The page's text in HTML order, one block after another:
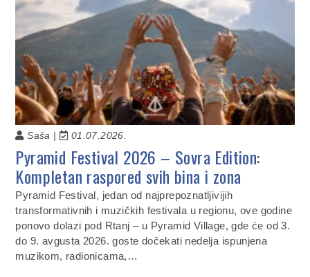
Saša | 01.07.2026.
Pyramid Festival 2026 – Sovra Edition:
Kompletan raspored svih bina i zona
Pyramid Festival, jedan od najprepoznatljivijih
transformativnih i muzičkih festivala u regionu, ove godine
ponovo dolazi pod Rtanj – u Pyramid Village, gde će od 3.
do 9. avgusta 2026. goste dočekati nedelja ispunjena
muzikom, radionicama,…